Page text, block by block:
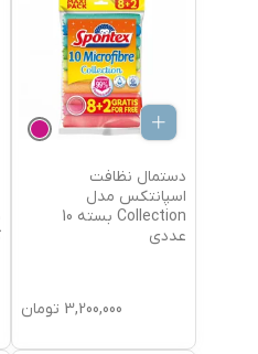
دستمال نظافت
اسپانتکس مدل
Collection بسته 10
عددی
3,200,000 تومان